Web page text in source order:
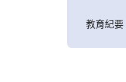
教育紀要